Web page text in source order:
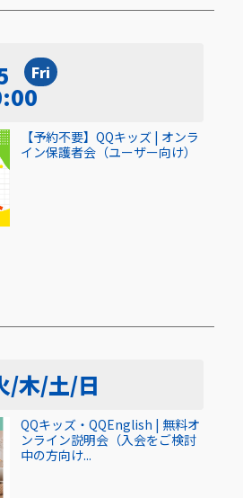
Fri
【予約不要】QQキッズ | オンラ
イン保護者会（ユーザー向け）
/木/土/日
QQキッズ・QQEnglish | 無料オ
ンライン説明会（入会をご検討
中の方向け...